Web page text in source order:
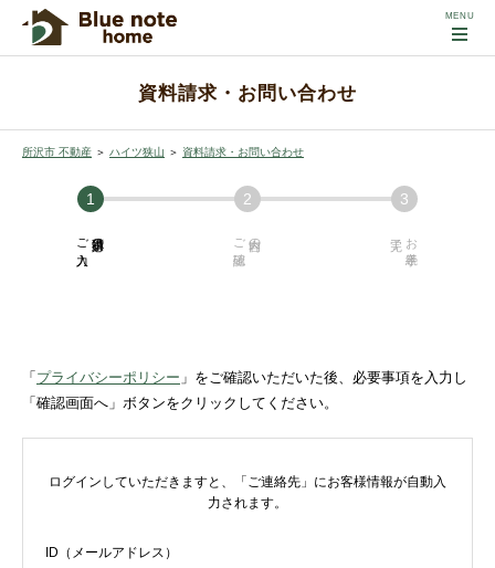
資料請求・お問い合わせ
所沢市 不動産 ＞ ハイツ狭山 ＞ 資料請求・お問い合わせ
必須項目の
ご入力 内容の
ご確認 お手続き
「 プライバシーポリシー 」をご確認いただいた後、必要事項を入力し
「確認画面へ」ボタンをクリックしてください。
ログインしていただきますと、「ご連絡先」にお客様情報が自動入
力されます。
ID（メールアドレス）